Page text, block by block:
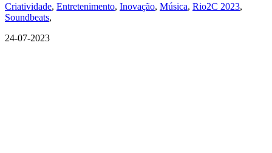
Criatividade, Entretenimento, Inovação, Música, Rio2C 2023,
Soundbeats,
24-07-2023